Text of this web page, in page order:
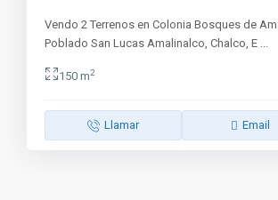
Vendo 2 Terrenos en Colonia Bosques de
Poblado San Lucas Amalinalco, Chalco, E ...
150 m2
Llamar Email